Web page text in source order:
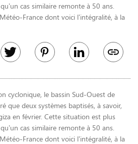
cas similaire remonte à 50 ans.
France dont voici l’intégralité, à la
cyclonique, le bassin Sud-Ouest de
que deux systèmes baptisés, à savoir,
en février. Cette situation est plus
cas similaire remonte à 50 ans.
France dont voici l’intégralité, à la